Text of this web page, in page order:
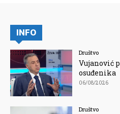
INFO
Društvo
Vujanović
osuđenika
06/08/2026
Društvo